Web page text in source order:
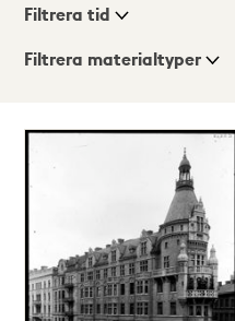
Visningsläge
Filtrera tid
Filtrera materialtyper
träffar